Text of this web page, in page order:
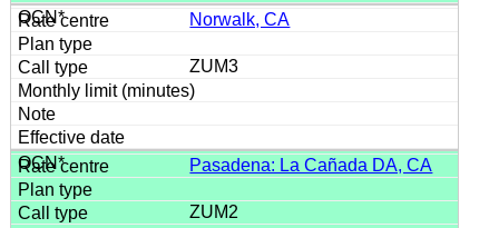
Norwalk, CA
ZUM3
Pasadena: La Cañada DA, CA
ZUM2